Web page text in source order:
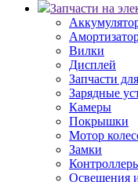
Запчасти на
Вилки
Дисплей
Запчасти
Зарядные
Камеры
Покрышки
Мотор
Замки
Освещения